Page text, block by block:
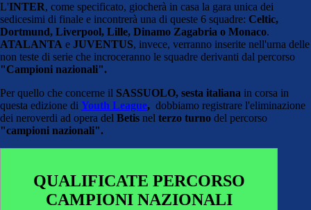
L'INTER, come specificato, giocherà in casa la gara unica dei
sedicesimi di finale e incontrerà una di queste 6 squadre: Celtic,
Dortmund, Liverpool, Lille, Dinamo Zagabria o Monaco.
ATALANTA e JUVENTUS, invece, verranno inserite nell'urna delle
non teste di serie che incroceranno le squadre derivanti dal percorso
"Campioni nazionali".
Per quello che concerne il SASSUOLO, sesta italiana in corsa in
questa edizione di Youth League, dobbiamo registrare l'eliminazione
dei neroverdi ad opera del Betis nel terzo turno del percorso
"campioni nazionali".
QUALIFICATE PERCORSO
CAMPIONI NAZIONALI